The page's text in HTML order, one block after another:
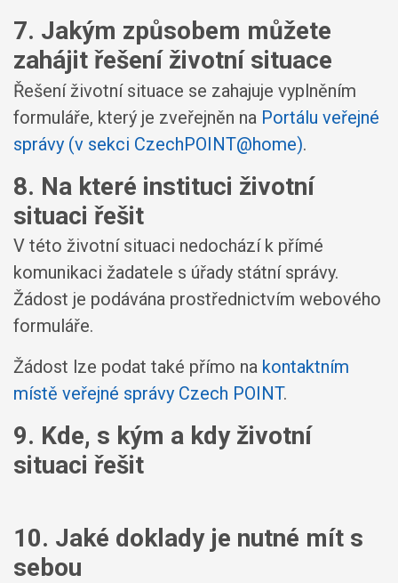
7. Jakým způsobem můžete
zahájit řešení životní situace
Řešení životní situace se zahajuje vyplněním
formuláře, který je zveřejněn na Portálu veřejné
správy (v sekci CzechPOINT@home).
8. Na které instituci životní
situaci řešit
V této životní situaci nedochází k přímé
komunikaci žadatele s úřady státní správy.
Žádost je podávána prostřednictvím webového
formuláře.
Žádost lze podat také přímo na kontaktním
místě veřejné správy Czech POINT.
9. Kde, s kým a kdy životní
situaci řešit
10. Jaké doklady je nutné mít s
sebou